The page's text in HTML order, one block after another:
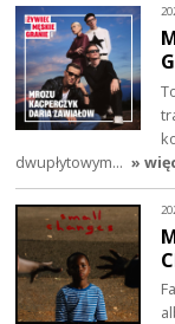
dwupłytowym… »